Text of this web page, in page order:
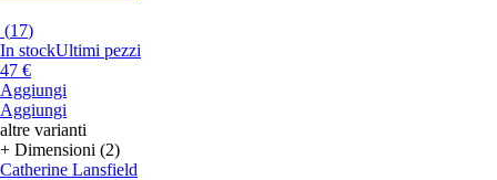
(17)
In stockUltimi pezzi
47 €
Aggiungi
Aggiungi
altre varianti
+ Dimensioni (2)
Catherine Lansfield